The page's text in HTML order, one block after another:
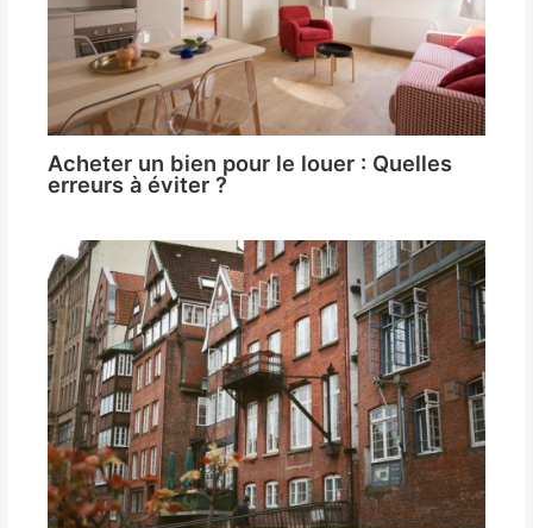
Acheter un bien pour le louer : Quelles
erreurs à éviter ?